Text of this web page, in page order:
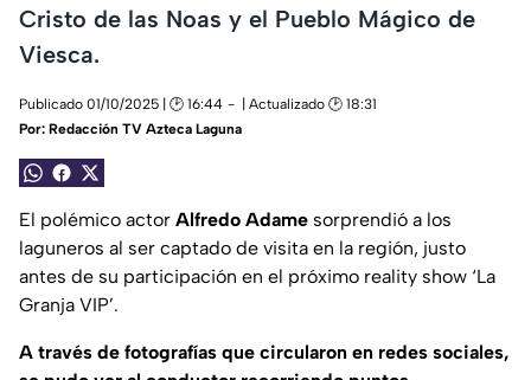
Cristo de las Noas y el Pueblo Mágico de
Viesca.
Publicado 01/10/2025 | 🕑 16:44
| Actualizado 🕑 18:31
Por: Redacción TV Azteca Laguna
El polémico actor Alfredo Adame sorprendió a los
laguneros al ser captado de visita en la región, justo
antes de su participación en el próximo reality show ‘La
Granja VIP’.
A través de fotografías que circularon en redes sociales,